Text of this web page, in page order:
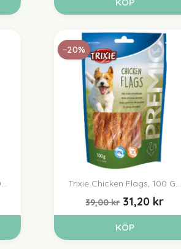
Snabbvy
Trixie Chicken Flags, 100 G...
39,00 kr 31,20 kr
KÖP
−20%